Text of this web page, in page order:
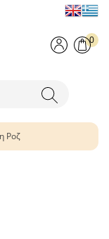
0
Ροζ